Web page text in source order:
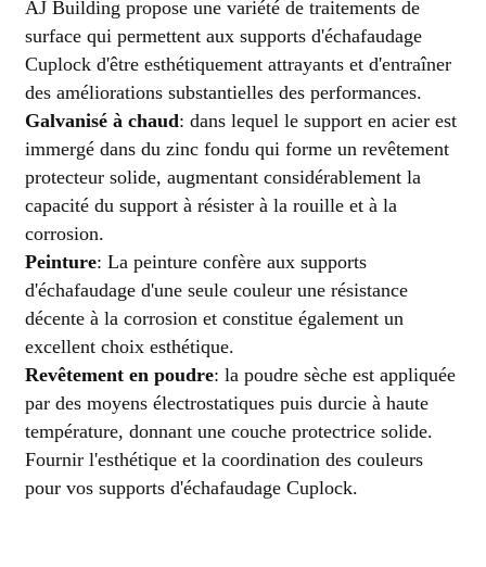
AJ Building propose une variété de traitements de
surface qui permettent aux supports d'échafaudage
Cuplock d'être esthétiquement attrayants et d'entraîner
des améliorations substantielles des performances.
Galvanisé à chaud: dans lequel le support en acier est
immergé dans du zinc fondu qui forme un revêtement
protecteur solide, augmentant considérablement la
capacité du support à résister à la rouille et à la
corrosion.
Peinture: La peinture confère aux supports
d'échafaudage d'une seule couleur une résistance
décente à la corrosion et constitue également un
excellent choix esthétique.
Revêtement en poudre: la poudre sèche est appliquée
par des moyens électrostatiques puis durcie à haute
température, donnant une couche protectrice solide.
Fournir l'esthétique et la coordination des couleurs
pour vos supports d'échafaudage Cuplock.